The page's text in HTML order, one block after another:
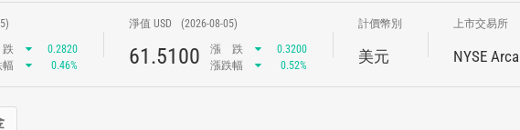
跌
0.2820
幅
0.46%
淨值 USD (2026-08-05)
61.5100 漲 跌
0.3200
漲跌幅
0.52%
計價幣別
美元
上市交易所
NYSE Arca